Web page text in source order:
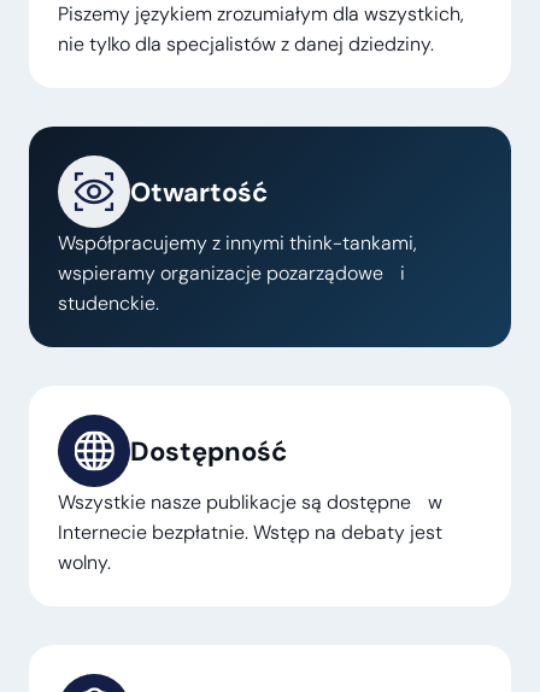
Piszemy językiem zrozumiałym dla wszystkich,
nie tylko dla specjalistów z danej dziedziny.
Otwartość
Współpracujemy z innymi think-tankami,
wspieramy organizacje pozarządowe i
studenckie.
Dostępność
Wszystkie nasze publikacje są dostępne w
Internecie bezpłatnie. Wstęp na debaty jest
wolny.